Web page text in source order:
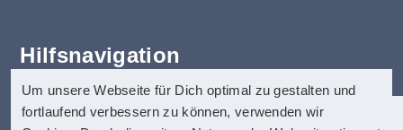
Hilfsnavigation
Erklärung zur Barrierefreiheit
Startseite
Um unsere Webseite für Dich optimal zu gestalten und
fortlaufend verbessern zu können, verwenden wir